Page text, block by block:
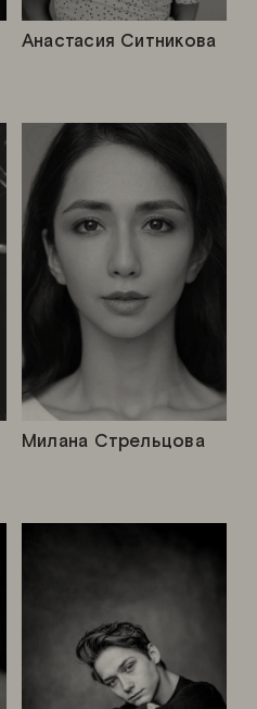
Милана Стрельцова
Анастасия Ситникова